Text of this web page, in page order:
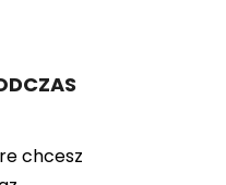
chcesz